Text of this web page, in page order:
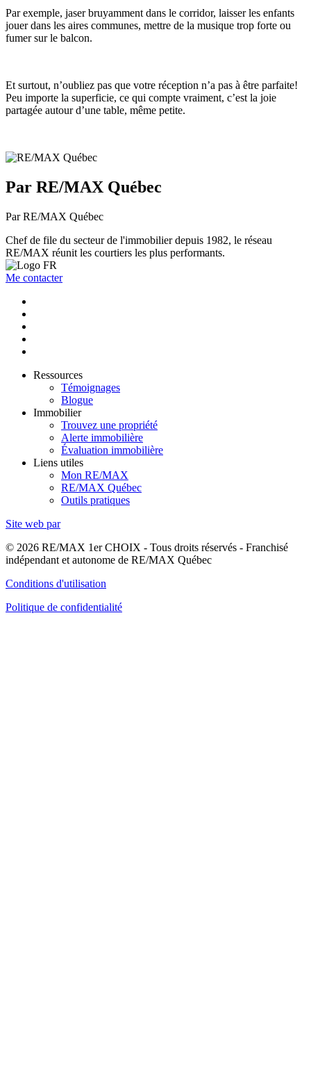
Par exemple, jaser bruyamment dans le corridor, laisser les enfants
jouer dans les aires communes, mettre de la musique trop forte ou
fumer sur le balcon.
Et surtout, n’oubliez pas que votre réception n’a pas à être parfaite!
Peu importe la superficie, ce qui compte vraiment, c’est la joie
partagée autour d’une table, même petite.
Par RE/MAX Québec
Par RE/MAX Québec
Chef de file du secteur de l'immobilier depuis 1982, le réseau
RE/MAX réunit les courtiers les plus performants.
Me contacter
Ressources
Témoignages
Blogue
Immobilier
Trouvez une propriété
Alerte immobilière
Évaluation immobilière
Liens utiles
Mon RE/MAX
RE/MAX Québec
Outils pratiques
Site web par
© 2026 RE/MAX 1er CHOIX - Tous droits réservés - Franchisé
indépendant et autonome de RE/MAX Québec
Conditions d'utilisation
Politique de confidentialité